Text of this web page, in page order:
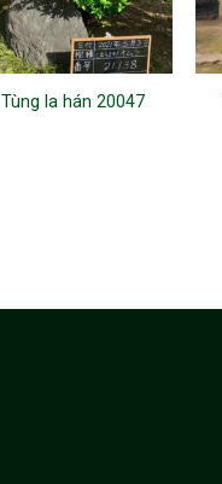
Tùng la hán 20047